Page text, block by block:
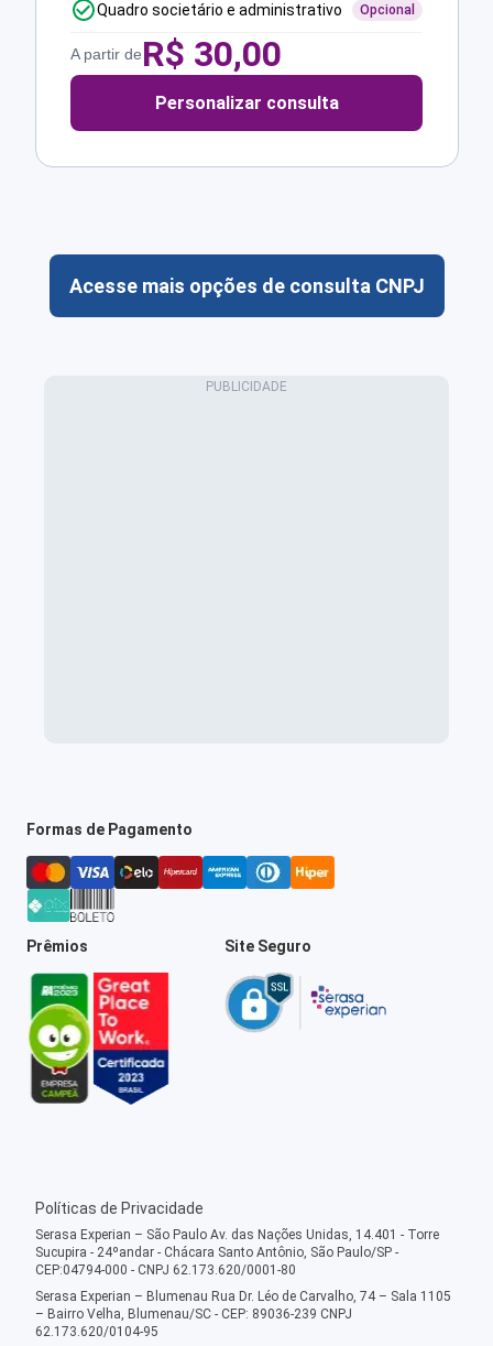
Quadro societário e administrativo Opcional
A partir deR$ 30,00
Personalizar consulta
Acesse mais opções de consulta CNPJ
Formas de Pagamento
Prêmios Site Seguro
Políticas de Privacidade
Serasa Experian – São Paulo Av. das Nações Unidas, 14.401 - Torre
Sucupira - 24ºandar - Chácara Santo Antônio, São Paulo/SP -
CEP:04794-000 - CNPJ 62.173.620/0001-80
Serasa Experian – Blumenau Rua Dr. Léo de Carvalho, 74 – Sala 1105
– Bairro Velha, Blumenau/SC - CEP: 89036-239 CNPJ
62.173.620/0104-95